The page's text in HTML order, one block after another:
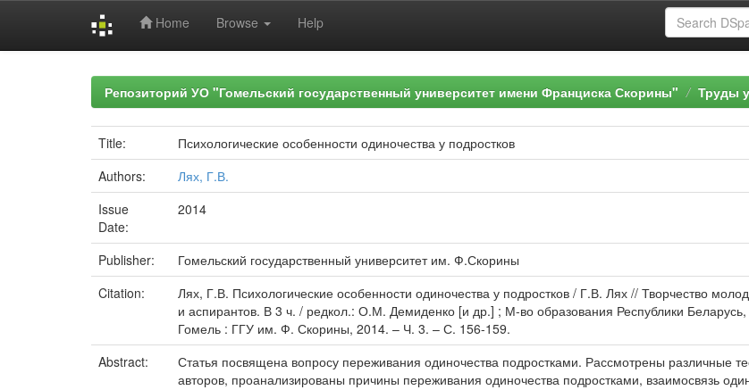
Home Browse Help
Репозиторий УО "Гомельский государственный университет имени Франциска Скорины" Труды
Title:
Психологические особенности одиночества у подростков
Authors:
Лях, Г.В.
Issue
Date:
2014
Publisher:
Гомельский государственный университет им. Ф.Скорины
Citation:
Лях, Г.В. Психологические особенности одиночества у подростков / Г.В. Лях // Творчество
и аспирантов. В 3 ч. / редкол.: О.М. Демиденко [и др.] ; М-во образования Республики
Гомель : ГГУ им. Ф. Скорины, 2014. – Ч. 3. – С. 156-159.
Abstract:
Статья посвящена вопросу переживания одиночества подростками. Рассмотрены различные
авторов, проанализированы причины переживания одиночества подростками, взаимосвязь